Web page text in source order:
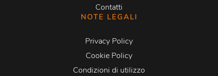
Contatti
NOTE LEGALI
Privacy Policy
Cookie Policy
Condizioni di utilizzo